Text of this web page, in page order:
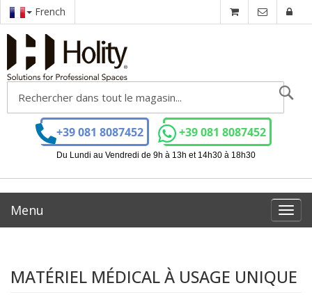
French
+39 081 8087452 +39 081 8087452
Du Lundi au Vendredi de 9h à 13h et 14h30 à 18h30
Menu
MATÉRIEL MÉDICAL À USAGE UNIQUE